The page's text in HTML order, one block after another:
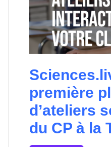
première
d’ateliers
du CP à la